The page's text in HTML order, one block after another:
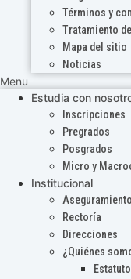
Términos y
Tratamiento
Mapa del sitio
Noticias
Menu
Estudia con
Inscripciones
Pregrados
Posgrados
Micro y
Institucional
Rectoría
Direcciones
¿Quiénes